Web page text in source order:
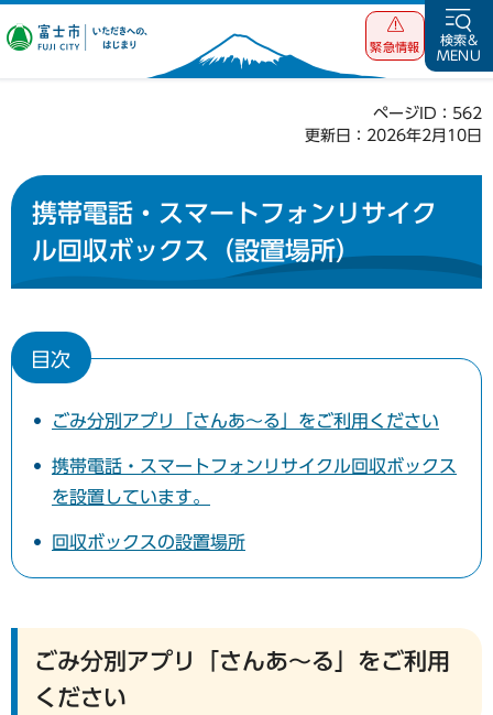
富士市 いただ
緊急情報
検索&
MENU
ページID：562
更新日：2026年2月10日
携帯電話・スマートフォンリサイク
ル回収ボックス（設置場所）
目次
ごみ分別アプリ「さんあ～る」をご利用ください
携帯電話・スマートフォンリサイクル回収ボックス
を設置しています。
回収ボックスの設置場所
ごみ分別アプリ「さんあ～る」をご利用
ください